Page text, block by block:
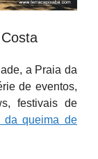
a Praia da
de eventos,
festivais de
da queima de